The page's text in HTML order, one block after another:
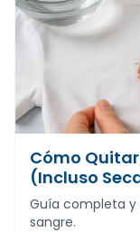
Cómo
(Incluso
Guía completa
sangre.